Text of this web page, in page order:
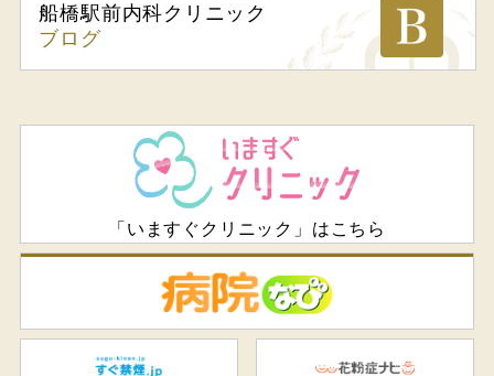
船橋駅前内科クリニック
ブログ
「いますぐクリニック」はこちら
すぐ禁煙.jp